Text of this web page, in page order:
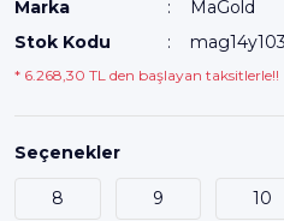
Marka
MaGold
Stok Kodu
mag14y103
* 6.268,30 TL den başlayan taksitlerle!!
Seçenekler
8 9 10